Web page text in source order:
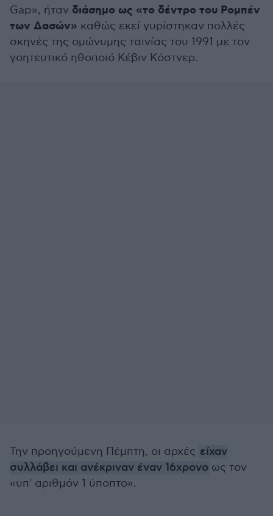
Gap», ήταν διάσημο ως «το δέντρο του Ρομπέν
των Δασών» καθώς εκεί γυρίστηκαν πολλές
σκηνές της ομώνυμης ταινίας του 1991 με τον
γοητευτικό ηθοποιό Κέβιν Κόστνερ.
Την προηγούμενη Πέμπτη, οι αρχές είχαν
συλλάβει και ανέκριναν έναν 16χρονo ως τον
«υπ' αριθμόν 1 ύποπτο».